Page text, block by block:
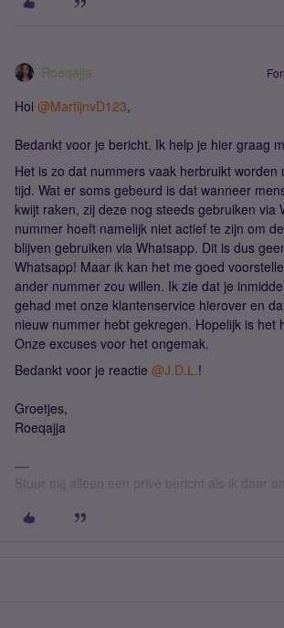
Roeqajja
Hoi @MartijnvD123,
Bedankt voor je bericht. Ik help je hier graag
Het is zo dat nummers vaak herbruikt worden
tijd. Wat er soms gebeurd is dat wanneer
kwijt raken, zij deze nog steeds gebruiken via
nummer hoeft namelijk niet actief te zijn om
blijven gebruiken via Whatsapp. Dit is dus
Whatsapp! Maar ik kan het me goed
ander nummer zou willen. Ik zie dat je
gehad met onze klantenservice hierover en
nieuw nummer hebt gekregen. Hopelijk is het
Onze excuses voor het ongemak.
Bedankt voor je reactie @J.D.L.!
Groetjes,
Roeqajja
Stuur mij alleen een privé bericht als ik daar